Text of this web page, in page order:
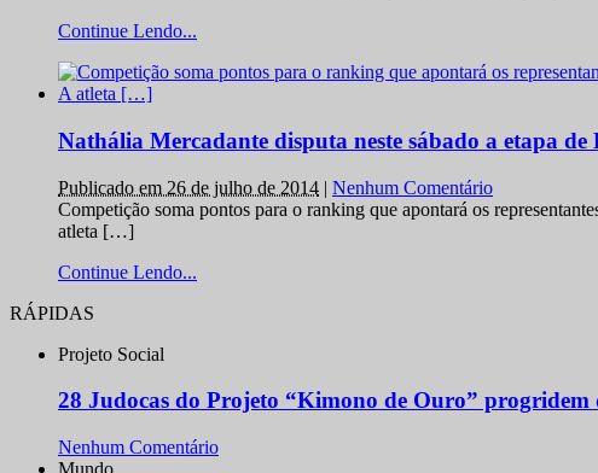
Continue Lendo...
Nathália Mercadante disputa neste sábado a etapa
Publicado em 26 de julho de 2014 | Nenhum Comentário
Competição soma pontos para o ranking que apontará os
atleta […]
Continue Lendo...
RÁPIDAS
Projeto Social
28 Judocas do Projeto “Kimono de Ouro” progridem
Nenhum Comentário
Mundo